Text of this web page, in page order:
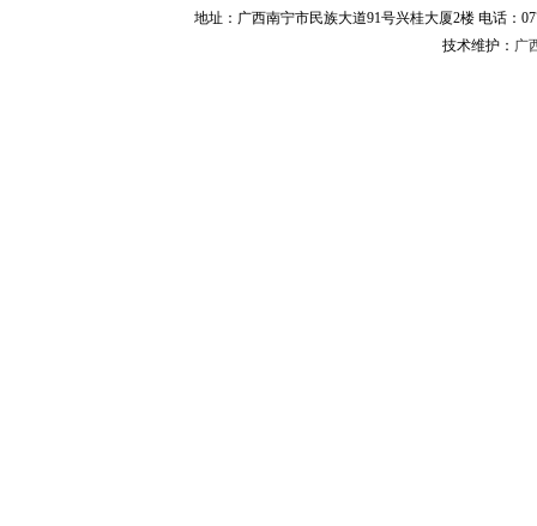
地址：广西南宁市民族大道91号兴桂大厦2楼 电话：
技术维护： 广